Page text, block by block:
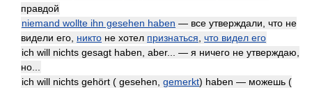
правдой
niemand wollte ihn gesehen haben — все утверждали, что не
видели его, никто не хотел признаться что видел его
ich will nichts gesagt haben, aber... — я ничего не утверждаю,
но...
ich will nichts gehört ( gesehen, gemerkt) haben — можешь (